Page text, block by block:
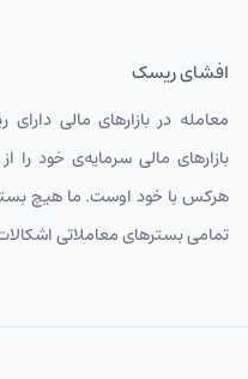
افشای ریسک
معامله در بازارهای مالی
بازارهای مالی سرمایه‌ی خود
هرکس با خود اوست. ما هیچ بستر
تمامی بسترهای معاملاتی